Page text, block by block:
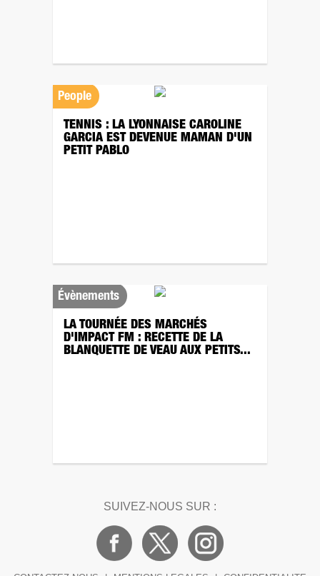
People
TENNIS : LA LYONNAISE CAROLINE
GARCIA EST DEVENUE MAMAN D'UN
PETIT PABLO
Évènements
LA TOURNÉE DES MARCHÉS
D'IMPACT FM : RECETTE DE LA
BLANQUETTE DE VEAU AUX PETITS...
SUIVEZ-NOUS SUR :